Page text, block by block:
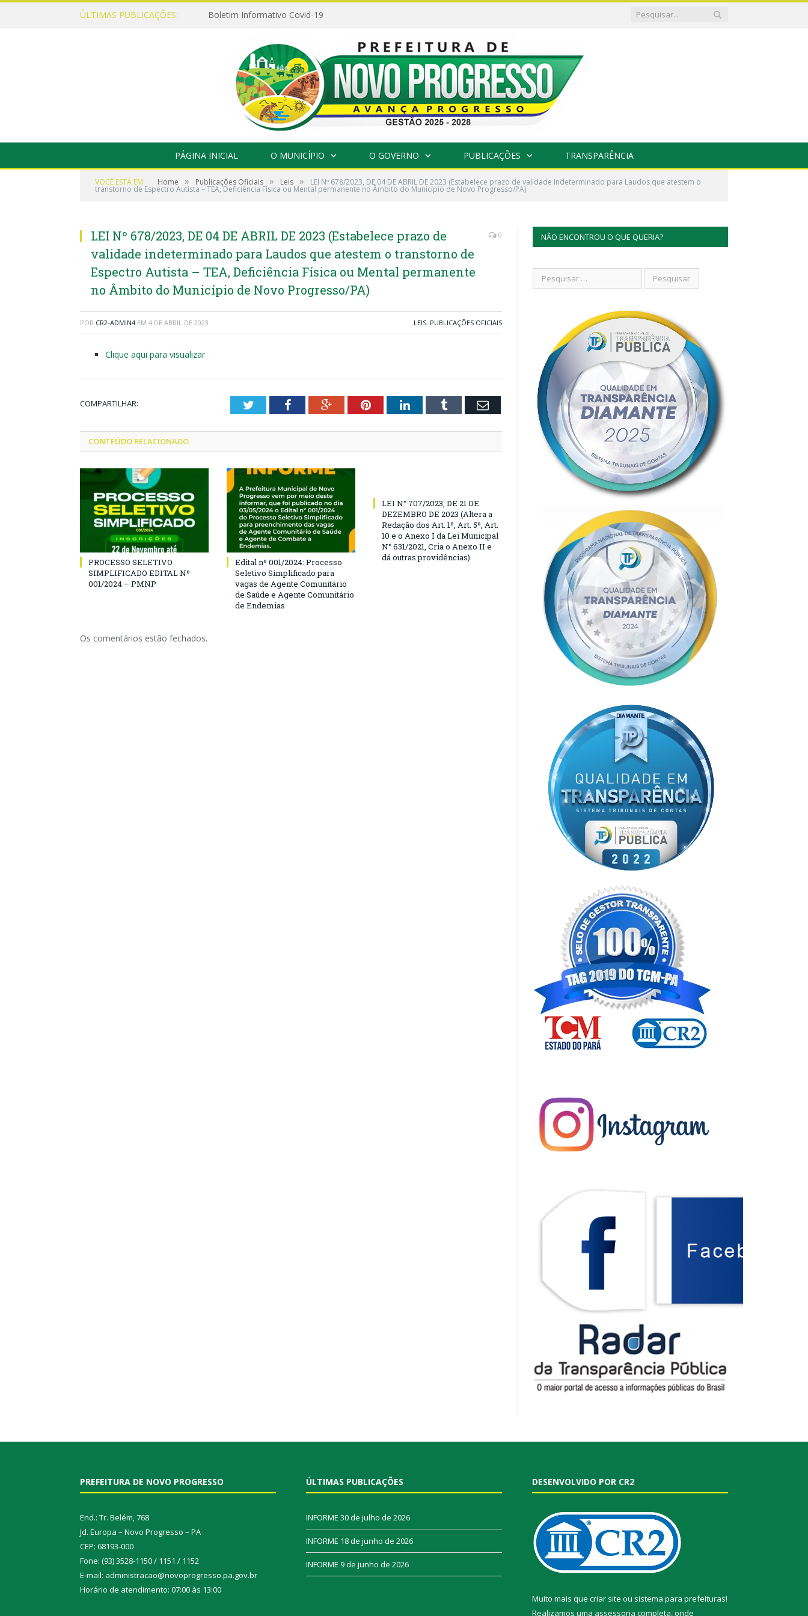
ÚLTIMAS PUBLICAÇÕES: Boletim Informativo Covid-19
PÁGINA INICIAL O MUNICÍPIO O GOVERNO PUBLICAÇÕES TRANSPARÊNCIA
VOCÊ ESTÁ EM: Home » Publicações Oficiais » Leis » LEI Nº 678/2023, DE 04 DE ABRIL DE 2023 (Estabelece prazo de validade indeterminado para Laudos que atestem o
transtorno de Espectro Autista – TEA, Deficiência Física ou Mental permanente no Âmbito do Município de Novo Progresso/PA)
LEI Nº 678/2023, DE 04 DE ABRIL DE 2023 (Estabelece prazo de
validade indeterminado para Laudos que atestem o transtorno de
Espectro Autista – TEA, Deficiência Física ou Mental permanente
no Âmbito do Município de Novo Progresso/PA)
0
POR CR2-ADMIN4 EM 4 DE ABRIL DE 2023 LEIS, PUBLICAÇÕES OFICIAIS
Clique aqui para visualizar
COMPARTILHAR: TwitterFacebookGoogle+PinterestLinkedInTumblr Email
CONTEÚDO RELACIONADO
PROCESSO SELETIVO
SIMPLIFICADO EDITAL Nº
001/2024 – PMNP
Edital nº 001/2024: Processo
Seletivo Simplificado para
vagas de Agente Comunitário
de Saúde e Agente Comunitário
de Endemias
LEI N° 707/2023, DE 21 DE
DEZEMBRO DE 2023 (Altera a
Redação dos Art. 1º, Art. 5º, Art.
10 e o Anexo I da Lei Municipal
N° 631/2021, Cria o Anexo II e
dá outras providências)
Os comentários estão fechados.
NÃO ENCONTROU O QUE QUERIA?
PREFEITURA DE NOVO PROGRESSO
End.: Tr. Belém, 768
Jd. Europa – Novo Progresso – PA
CEP: 68193-000
Fone: (93) 3528-1150 / 1151 / 1152
E-mail: administracao@novoprogresso.pa.gov.br
Horário de atendimento: 07:00 às 13:00
ÚLTIMAS PUBLICAÇÕES
INFORME 30 de julho de 2026
INFORME 18 de junho de 2026
INFORME 9 de junho de 2026
DESENVOLVIDO POR CR2
Muito mais que criar site ou sistema para prefeituras!
Realizamos uma assessoria completa, onde